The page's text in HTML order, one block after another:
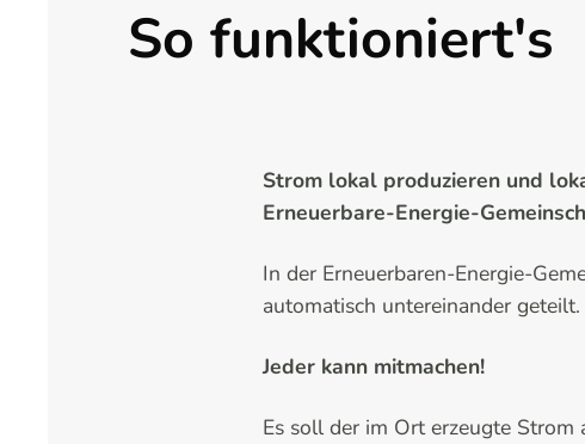
So funktioniert's
Strom lokal produzieren und
Erneuerbare-Energie-
In der Erneuerbaren-Energie-
automatisch untereinander geteilt.
Jeder kann mitmachen!
Es soll der im Ort erzeugte